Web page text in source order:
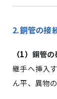
2.銅管の接
（1） 銅管の
継手へ挿入
ん平、異物